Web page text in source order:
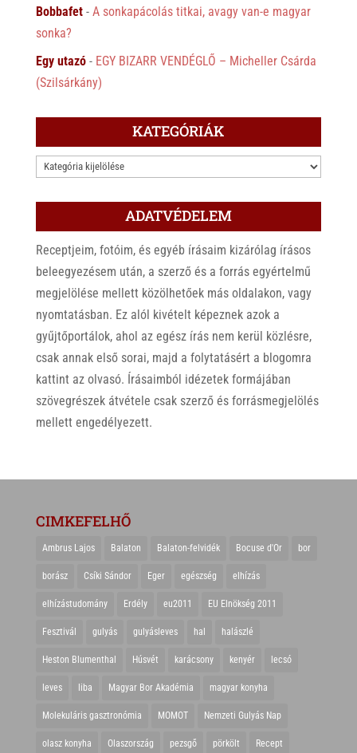
Bobbafet- A sonkapácolás titkai, avagy van-e magyar
sonka?
Egy utazó- EGY BIZARR VENDÉGLŐ – Micheller Csárda
(Szilsárkány)
KATEGÓRIÁK
KATEGÓRIÁK
ADATVÉDELEM
Receptjeim, fotóim, és egyéb írásaim kizárólag írásos
beleegyezésem után, a szerző és a forrás egyértelmű
megjelölése mellett közölhetőek más oldalakon, vagy
nyomtatásban. Ez alól kivételt képeznek azok a
gyűjtőportálok, ahol az egész írás nem kerül közlésre,
csak annak első sorai, majd a folytatásért a blogomra
kattint az olvasó. Írásaimból idézetek formájában
szövegrészek átvétele csak szerző és forrásmegjelölés
mellett engedélyezett.
CIMKEFELHŐ
Ambrus Lajos Balaton Balaton-felvidék Bocuse d'Or bor
borász Csíki Sándor Eger egészség elhízás
elhízástudomány Erdély eu2011 EU Elnökség 2011
Fesztivál gulyás gulyásleves hal halászlé
Heston Blumenthal Húsvét karácsony kenyér lecsó
leves liba Magyar Bor Akadémia magyar konyha
Molekuláris gasztronómia MOMOT Nemzeti Gulyás Nap
olasz konyha Olaszország pezsgő pörkölt Recept